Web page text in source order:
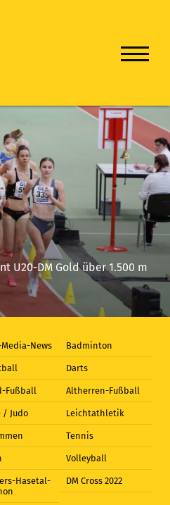
U20-DM Gold über 1.500 m
News Badminton
Darts
Fußball Altherren-Fußball
/ Judo Leichtathletik
Tennis
Volleyball
Hasetal-
DM Cross 2022